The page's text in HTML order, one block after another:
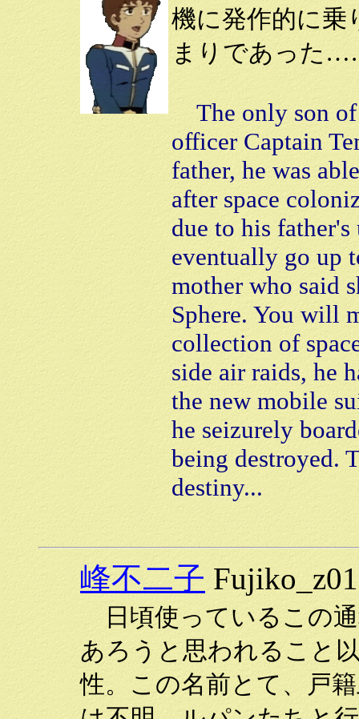
機に発作的に乗
まりであった
The only son of
officer Captain
father, he was
after space
due to his
eventually go up
mother who said
Sphere. You will
collection of
side air raids, he
the new mobile
he seizurely
being destroyed.
destiny...
峰不二子
日頃使っているこの
あろうと思われること
性。この名前とて、戸